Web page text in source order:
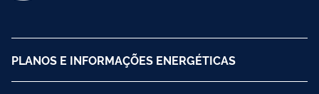
PLANOS E INFORMAÇÕES ENERGÉTICAS